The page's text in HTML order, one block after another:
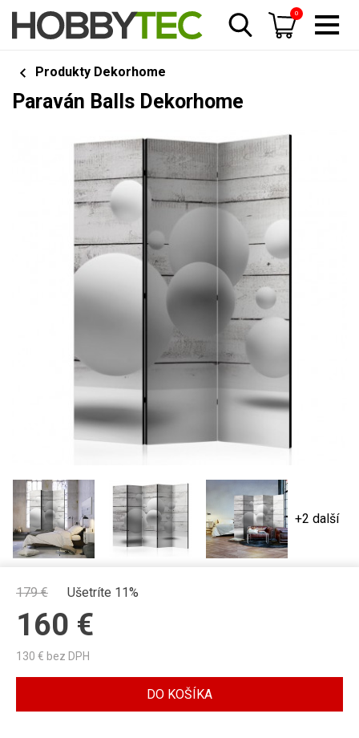
0
Produkty Dekorhome
Paraván Balls Dekorhome
+2 další
179€ Ušetríte 11%
160 €
130 € bez DPH
DO KOŠÍKA